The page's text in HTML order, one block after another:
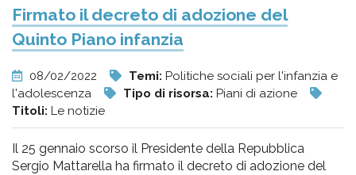
Firmato il decreto di adozione del
Quinto Piano infanzia
08/02/2022 Temi: Politiche sociali per l'infanzia e
l'adolescenza
Tipo di risorsa: Piani di azione
Titoli: Le notizie
Il 25 gennaio scorso il Presidente della Repubblica
Sergio Mattarella ha firmato il decreto di adozione del